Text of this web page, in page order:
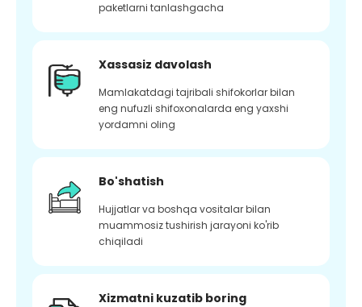
paketlarni tanlashgacha
Xassasiz davolash
Mamlakatdagi tajribali shifokorlar bilan
eng nufuzli shifoxonalarda eng yaxshi
yordamni oling
Bo'shatish
Hujjatlar va boshqa vositalar bilan
muammosiz tushirish jarayoni ko'rib
chiqiladi
Xizmatni kuzatib boring